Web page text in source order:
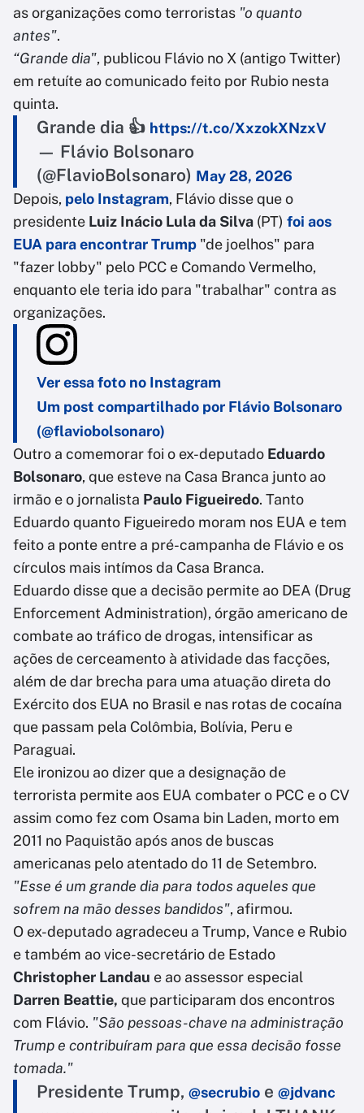
as organizações como terroristas "o quanto
antes".
“Grande dia", publicou Flávio no X (antigo Twitter)
em retuíte ao comunicado feito por Rubio nesta
quinta.
Grande dia 👍 https://t.co/XxzokXNzxV
— Flávio Bolsonaro
(@FlavioBolsonaro) May 28, 2026
Depois, pelo Instagram, Flávio disse que o
presidente Luiz Inácio Lula da Silva (PT) foi aos
EUA para encontrar Trump "de joelhos" para
"fazer lobby" pelo PCC e Comando Vermelho,
enquanto ele teria ido para "trabalhar" contra as
organizações.
Ver essa foto no Instagram
Um post compartilhado por Flávio Bolsonaro
(@flaviobolsonaro)
Outro a comemorar foi o ex-deputado Eduardo
Bolsonaro, que esteve na Casa Branca junto ao
irmão e o jornalista Paulo Figueiredo. Tanto
Eduardo quanto Figueiredo moram nos EUA e tem
feito a ponte entre a pré-campanha de Flávio e os
círculos mais intímos da Casa Branca.
Eduardo disse que a decisão permite ao DEA (Drug
Enforcement Administration), órgão americano de
combate ao tráfico de drogas, intensificar as
ações de cerceamento à atividade das facções,
além de dar brecha para uma atuação direta do
Exército dos EUA no Brasil e nas rotas de cocaína
que passam pela Colômbia, Bolívia, Peru e
Paraguai.
Ele ironizou ao dizer que a designação de
terrorista permite aos EUA combater o PCC e o CV
assim como fez com Osama bin Laden, morto em
2011 no Paquistão após anos de buscas
americanas pelo atentado do 11 de Setembro.
"Esse é um grande dia para todos aqueles que
sofrem na mão desses bandidos", afirmou.
O ex-deputado agradeceu a Trump, Vance e Rubio
e também ao vice-secretário de Estado
Christopher Landau e ao assessor especial
Darren Beattie, que participaram dos encontros
com Flávio. "São pessoas-chave na administração
Trump e contribuíram para que essa decisão fosse
tomada."
Presidente Trump, @secrubio e @jdvanc